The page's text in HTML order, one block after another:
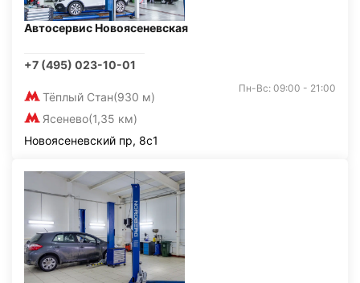
Автосервис Новоясеневская
+7 (495) 023-10-01
Тёплый Стан(930 м)
Ясенево(1,35 км)
Пн-Вс: 09:00 - 21:00
Новоясеневский пр, 8с1